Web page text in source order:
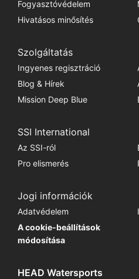
Fogyasztóvédelem
Hivatásos minősítés
Szolgáltatás
Ingyenes regisztráció
Blog & Hírek
Mission Deep Blue
SSI International
Az SSI-ról
Pro elismerés
Jogi információk
Adatvédelem
A cookie-beállítások
módosítása
HEAD Watersports